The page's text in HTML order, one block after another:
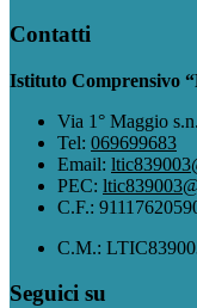
Contatti
Istituto Comprensivo
Via 1° Maggio
Tel: 069699683
Email:
PEC:
C.F.:
C.M.:
Seguici su